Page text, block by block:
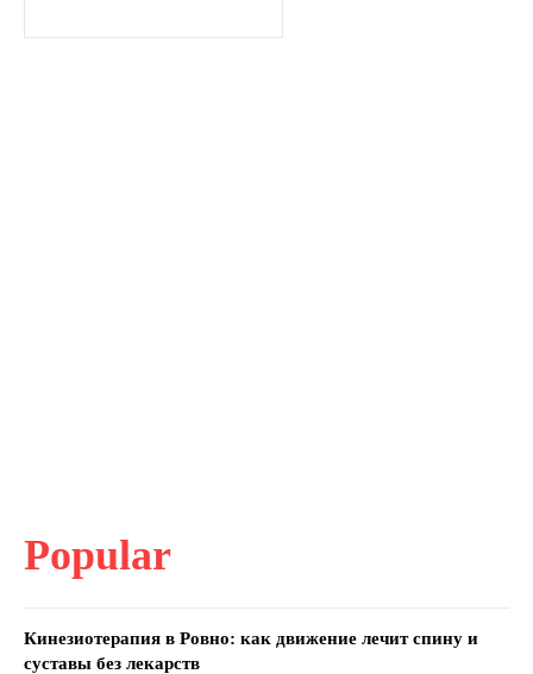
Popular
Кинезиотерапия в Ровно: как движение лечит спину и
суставы без лекарств